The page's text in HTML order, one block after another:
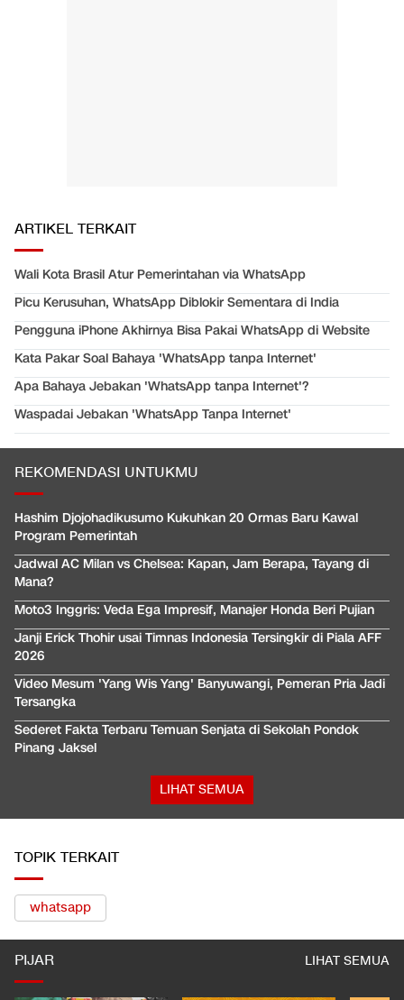
ARTIKEL TERKAIT
Wali Kota Brasil Atur Pemerintahan via WhatsApp
Picu Kerusuhan, WhatsApp Diblokir Sementara di India
Pengguna iPhone Akhirnya Bisa Pakai WhatsApp di Website
Kata Pakar Soal Bahaya 'WhatsApp tanpa Internet'
Apa Bahaya Jebakan 'WhatsApp tanpa Internet'?
Waspadai Jebakan 'WhatsApp Tanpa Internet'
REKOMENDASI UNTUKMU
Hashim Djojohadikusumo Kukuhkan 20 Ormas Baru Kawal
Program Pemerintah
Jadwal AC Milan vs Chelsea: Kapan, Jam Berapa, Tayang di
Mana?
Moto3 Inggris: Veda Ega Impresif, Manajer Honda Beri Pujian
Janji Erick Thohir usai Timnas Indonesia Tersingkir di Piala AFF
2026
Video Mesum 'Yang Wis Yang' Banyuwangi, Pemeran Pria Jadi
Tersangka
Sederet Fakta Terbaru Temuan Senjata di Sekolah Pondok
Pinang Jaksel
LIHAT SEMUA
TOPIK TERKAIT
whatsapp
PIJAR LIHAT SEMUA